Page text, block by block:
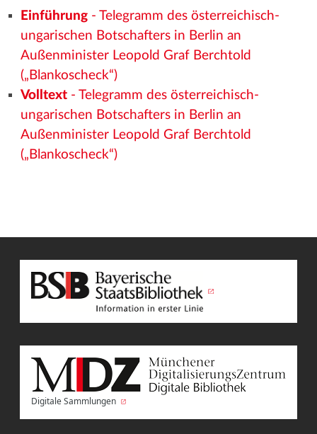
Einführung- Telegramm des österreichisch-
ungarischen Botschafters in Berlin an
Außenminister Leopold Graf Berchtold
(„Blankoscheck“)
Volltext- Telegramm des österreichisch-
ungarischen Botschafters in Berlin an
Außenminister Leopold Graf Berchtold
(„Blankoscheck“)
Digitale Sammlungen